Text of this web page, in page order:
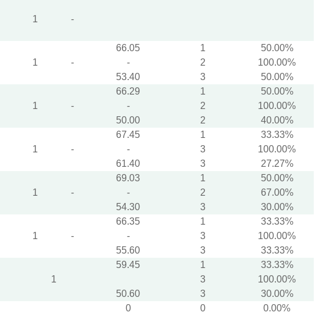
1
-
1
-
66.05 1
50.00%
- 2
100.00%
53.40 3 50.00%
1
-
66.29 1
50.00%
- 2
100.00%
50.00 2 40.00%
1
-
67.45 1
33.33%
- 3
100.00%
61.40 3 27.27%
1
-
69.03 1
50.00%
- 2
67.00%
54.30 3 30.00%
1
-
66.35 1
33.33%
- 3
100.00%
55.60 3 33.33%
1
59.45 1
33.33%
3
100.00%
50.60 3 30.00%
0 0
0.00%